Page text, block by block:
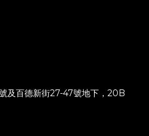
及百德新街27-47號地下，20B